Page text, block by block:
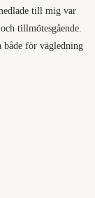
till mig var
tillmötesgående.
både för vägledning